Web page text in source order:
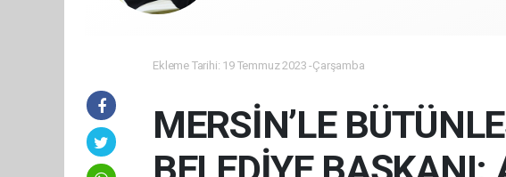
Ekleme Tarihi: 19 Temmuz 2023 -Çarşamba
MERSİN’LE